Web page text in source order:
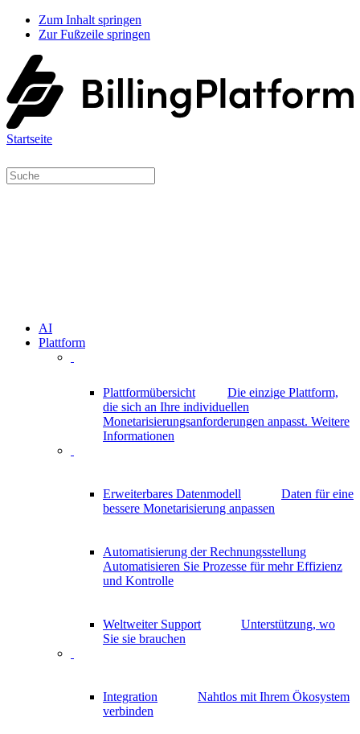
Zum Inhalt springen
Zur Fußzeile springen
Startseite
AI
Plattform
Plattformübersicht
Die einzige Plattform,
die sich an Ihre individuellen
Monetarisierungsanforderungen anpasst. Weitere
Informationen
Erweiterbares Datenmodell
Daten für eine
bessere Monetarisierung anpassen
Automatisierung der Rechnungsstellung
Automatisieren Sie Prozesse für mehr Effizienz
und Kontrolle
Weltweiter Support
Unterstützung, wo
Sie sie brauchen
Integration
Nahtlos mit Ihrem Ökosystem
verbinden